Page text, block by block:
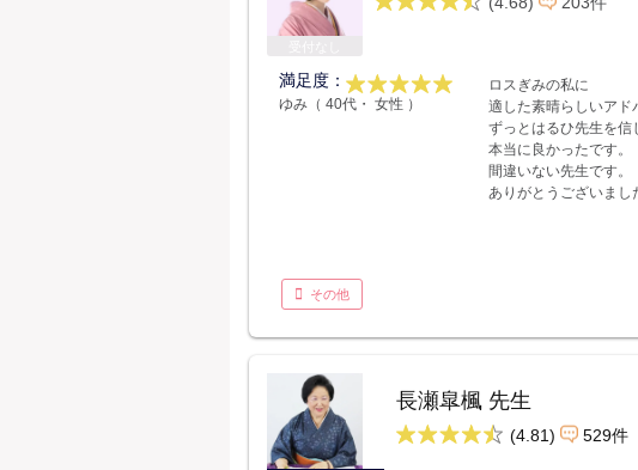
満足度：
ゆみ（ 40代・ 女性 ）
ロスぎみの私に
適した素晴らしいアド
ずっとはるひ先生を信
本当に良かったです。
間違いない先生です。
ありがとうございまし
その他
長瀬皐楓 先生
(4.81) 529件